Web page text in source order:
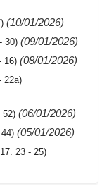
(10/01/2026)
30) (09/01/2026)
16) (08/01/2026)
22a)
52) (06/01/2026)
(05/01/2026)
23 - 25)